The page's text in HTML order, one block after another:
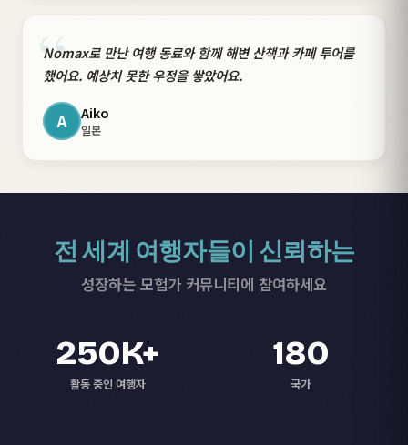
“
Nomax로 만난 여행 동료와 함께 해변 산책과 카페 투어를
했어요. 예상치 못한 우정을 쌓았어요.
A Aiko
일본
전 세계 여행자들이 신뢰하는
성장하는 모험가 커뮤니티에 참여하세요
250K+
활동 중인 여행자
180
국가